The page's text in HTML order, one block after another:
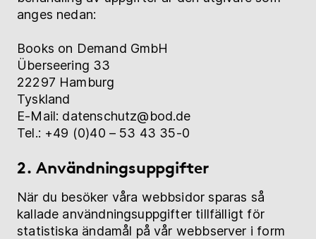
myBoD Nytt bokprojekt
anges nedan:
Books on Demand GmbH
Überseering 33
22297 Hamburg
Tyskland
E-Mail: datenschutz@bod.de
Tel.: +49 (0)40 – 53 43 35-0
2. Användningsuppgifter
När du besöker våra webbsidor sparas så
kallade användningsuppgifter tillfälligt för
statistiska ändamål på vår webbserver i form